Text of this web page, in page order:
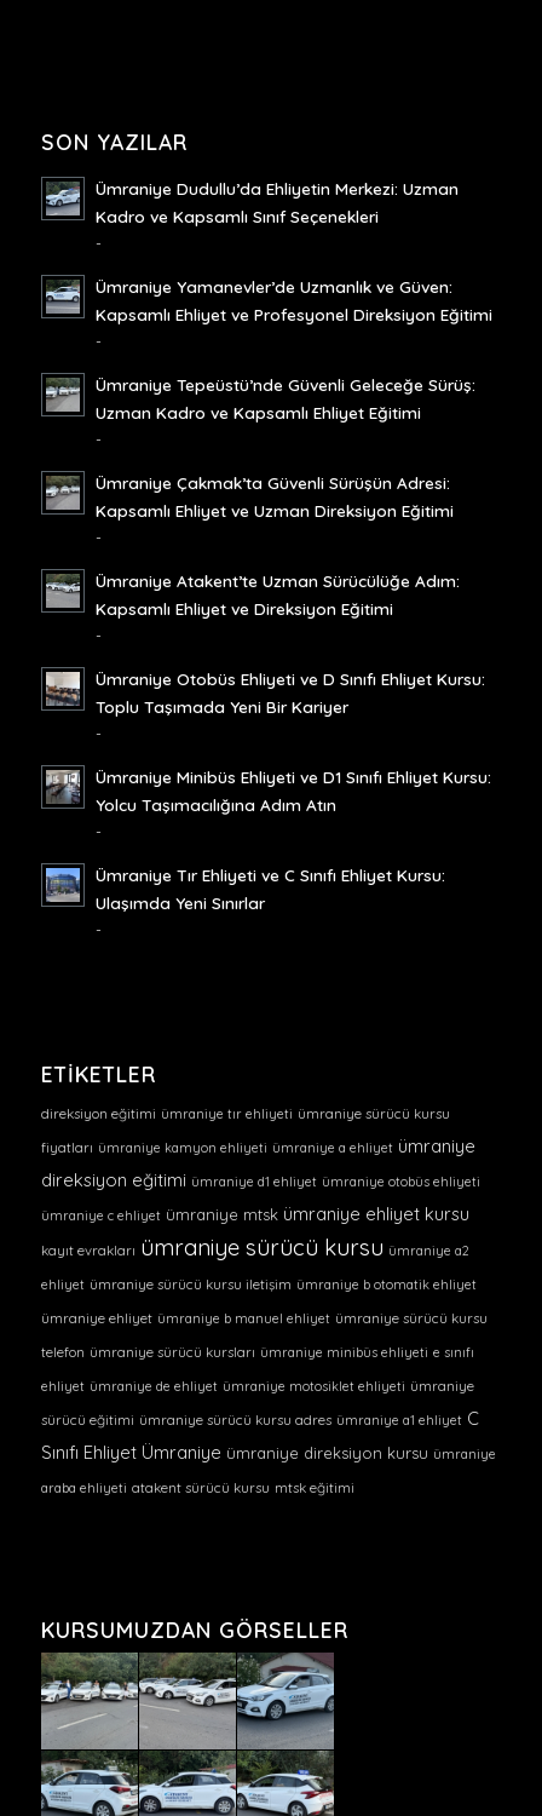
SON YAZILAR
Ümraniye Dudullu’da Ehliyetin Merkezi: Uzman
Kadro ve Kapsamlı Sınıf Seçenekleri
-
Ümraniye Yamanevler’de Uzmanlık ve Güven:
Kapsamlı Ehliyet ve Profesyonel Direksiyon Eğitimi
-
Ümraniye Tepeüstü’nde Güvenli Geleceğe Sürüş:
Uzman Kadro ve Kapsamlı Ehliyet Eğitimi
-
Ümraniye Çakmak’ta Güvenli Sürüşün Adresi:
Kapsamlı Ehliyet ve Uzman Direksiyon Eğitimi
-
Ümraniye Atakent’te Uzman Sürücülüğe Adım:
Kapsamlı Ehliyet ve Direksiyon Eğitimi
-
Ümraniye Otobüs Ehliyeti ve D Sınıfı Ehliyet Kursu:
Toplu Taşımada Yeni Bir Kariyer
-
Ümraniye Minibüs Ehliyeti ve D1 Sınıfı Ehliyet Kursu:
Yolcu Taşımacılığına Adım Atın
-
Ümraniye Tır Ehliyeti ve C Sınıfı Ehliyet Kursu:
Ulaşımda Yeni Sınırlar
-
ETIKETLER
direksiyon eğitimi ümraniye tır ehliyeti ümraniye sürücü kursu
fiyatları ümraniye kamyon ehliyeti ümraniye a ehliyet ümraniye
direksiyon eğitimi ümraniye d1 ehliyet ümraniye otobüs ehliyeti
ümraniye c ehliyet ümraniye mtsk ümraniye ehliyet kursu
kayıt evrakları ümraniye sürücü kursu ümraniye a2
ehliyet ümraniye sürücü kursu iletişim ümraniye b otomatik ehliyet
ümraniye ehliyet ümraniye b manuel ehliyet ümraniye sürücü kursu
telefon ümraniye sürücü kursları ümraniye minibüs ehliyeti e sınıfı
ehliyet ümraniye de ehliyet ümraniye motosiklet ehliyeti ümraniye
sürücü eğitimi ümraniye sürücü kursu adres ümraniye a1 ehliyet C
Sınıfı Ehliyet Ümraniye ümraniye direksiyon kursu ümraniye
araba ehliyeti atakent sürücü kursu mtsk eğitimi
KURSUMUZDAN GÖRSELLER